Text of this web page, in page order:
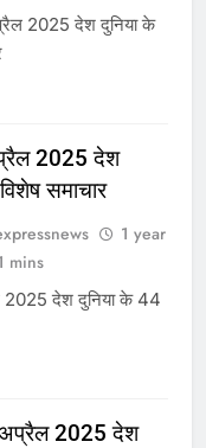
2025 देश दुनिया के
2025 देश
समाचार
1 year
mins
2025 देश दुनिया के 44
अप्रैल 2025 देश